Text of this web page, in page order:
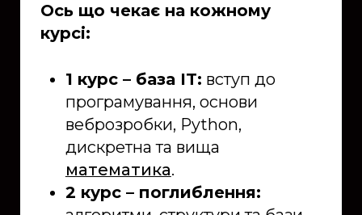
Ось що чекає на кожному
курсі:
1 курс – база IT: вступ до
програмування, основи
веброзробки, Python,
дискретна та вища
математика.
2 курс – поглиблення: